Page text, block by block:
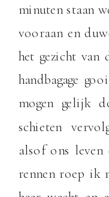
minuten staan
vooraan en
het gezicht van
handbagage
mogen gelijk
schieten
alsof ons leven
rennen roep ik